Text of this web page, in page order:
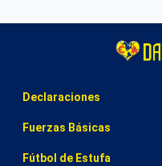
Declaraciones
Fuerzas Básicas
Fútbol de Estufa